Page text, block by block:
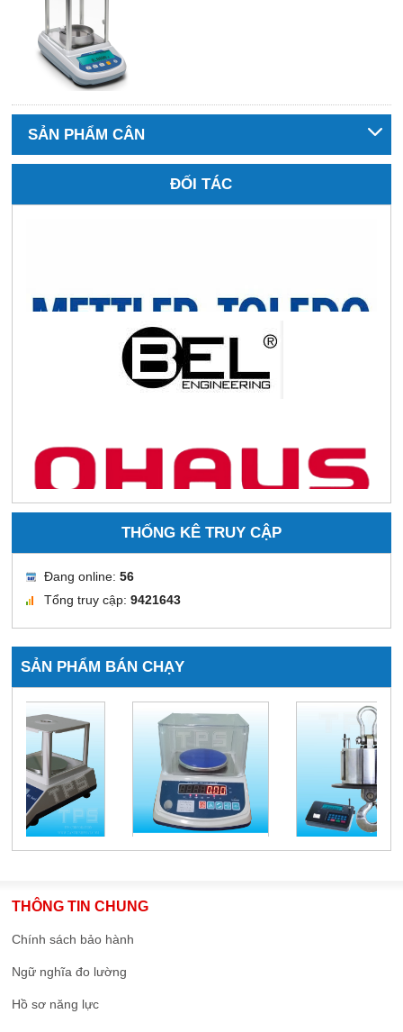
SẢN PHẨM CÂN
ĐỐI TÁC
THỐNG KÊ TRUY CẬP
Đang online:56
Tổng truy cập:9421643
SẢN PHẨM BÁN CHẠY
THÔNG TIN CHUNG
Chính sách bảo hành
Ngữ nghĩa đo lường
Hồ sơ năng lực